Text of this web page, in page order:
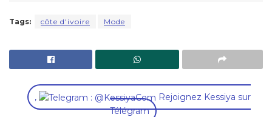
Tags: côte d'ivoire Mode
,
Rejoignez Kessiya sur
Télégram